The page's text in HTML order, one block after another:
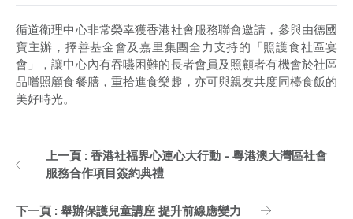
循道衛理中心非常榮幸獲香港社會服務聯會邀請，參與由德國
寶主辦，擇善基金會及嘉里集團全力支持的「照護食社區宴
會」，讓中心內有吞嚥困難的長者會員及照顧者有機會於社區
品嚐照顧食餐膳，重拾進食樂趣，亦可與親友共度同檯食飯的
美好時光。
上一頁 : 香港社福界心連心大行動 - 粵港澳大灣區社會
服務合作項目簽約典禮
下一頁 : 舉辦保護兒童講座 提升前線應變力